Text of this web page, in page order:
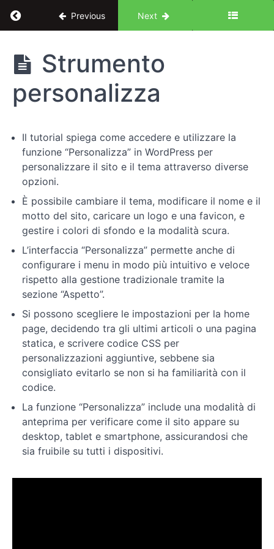
Return to course: Da design a sviluppo:
Previous Next
Da design
a sviluppo:
tutorial
completo
Wordpress
Introduzione
Impostiamo
nostro
sito
Gestione
degli
utenti
impostazioni
Plugin
personalizzare
analizzare
Impostazioni
avanzate
Strumento
personalizza
Il tutorial spiega come accedere e utilizzare la
funzione “Personalizza” in WordPress per
personalizzare il sito e il tema attraverso diverse
opzioni.
È possibile cambiare il tema, modificare il nome e il
motto del sito, caricare un logo e una favicon, e
gestire i colori di sfondo e la modalità scura.
L’interfaccia “Personalizza” permette anche di
configurare i menu in modo più intuitivo e veloce
rispetto alla gestione tradizionale tramite la
sezione “Aspetto”.
Si possono scegliere le impostazioni per la home
page, decidendo tra gli ultimi articoli o una pagina
statica, e scrivere codice CSS per
personalizzazioni aggiuntive, sebbene sia
consigliato evitarlo se non si ha familiarità con il
codice.
La funzione “Personalizza” include una modalità di
anteprima per verificare come il sito appare su
desktop, tablet e smartphone, assicurandosi che
sia fruibile su tutti i dispositivi.